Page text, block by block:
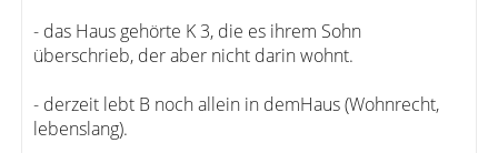
- das Haus gehörte K 3, die es ihrem Sohn
überschrieb, der aber nicht darin wohnt.
- derzeit lebt B noch allein in demHaus (Wohnrecht,
lebenslang).